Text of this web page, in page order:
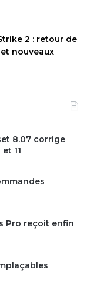
2 : retour de
nouveaux
8.07 corrige
11
Pro reçoit enfin